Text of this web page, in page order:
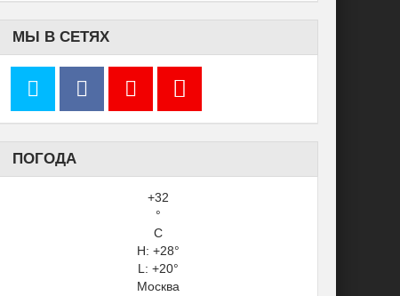
МЫ В СЕТЯХ
ПОГОДА
+32
°
C
H:+28°
L:+20°
Москва